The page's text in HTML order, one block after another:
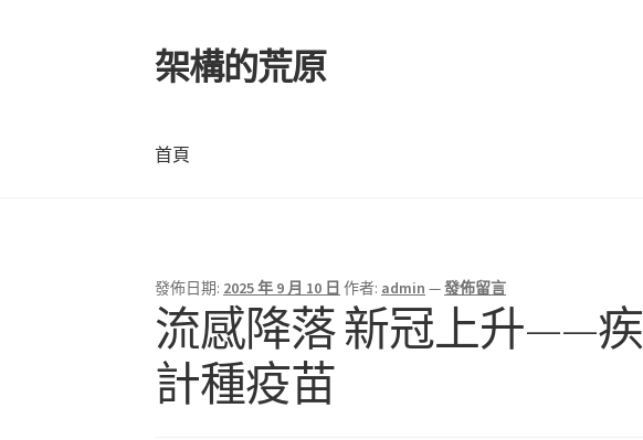
跳
至
覽
列
跳
至
要
內
架構的荒原
首頁
發佈日期: 2025 年 9 月 10 日 作者: admin —發佈留言
流感降落 新冠上升——
計種疫苗